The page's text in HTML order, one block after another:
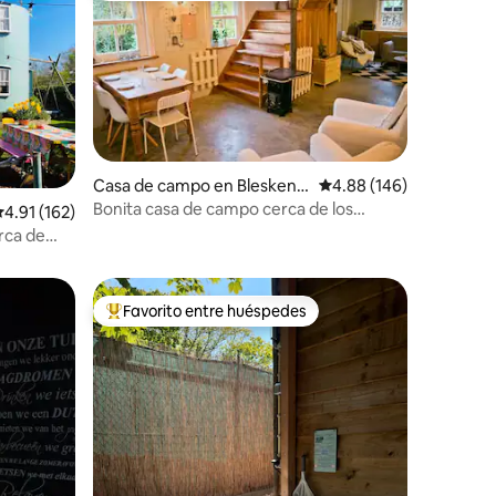
promedio: 4.91 de 5; 162 evaluaciones
4.91 (162)
de
Casa de campo en Bleskens
graaf
Calificación promedio:
4.88 (146)
Bonita casa de campo cerca de los
De los mejores en Favorito entre huéspedes
Favorito entre huéspedes